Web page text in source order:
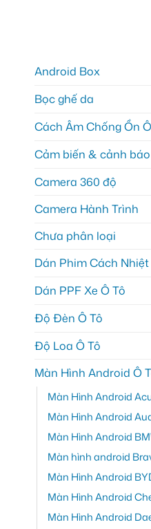
Android Box
Bọc ghế da
Cách Âm Chống Ồn
Cảm biến & cảnh báo
Camera 360 độ
Camera Hành Trình
Chưa phân loại
Dán Phim Cách Nhiệt
Dán PPF Xe Ô Tô
Độ Đèn Ô Tô
Độ Loa Ô Tô
Màn Hình Android Ô
Màn Hình Android
Màn Hình Android
Màn Hình Android
Màn hình android
Màn Hình Android
Màn Hình Android
Màn Hình Android